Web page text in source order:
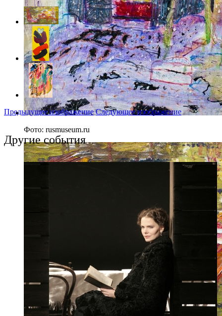
Фото: rusmuseum.ru
Предыдущее изображение Следующее изображение
Другие события